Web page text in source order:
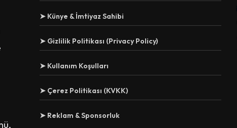
➤ Künye & İmtiyaz Sahibi
➤ Gizlilik Politikası (Privacy Policy)
➤ Kullanım Koşulları
➤ Çerez Politikası (KVKK)
➤ Reklam & Sponsorluk